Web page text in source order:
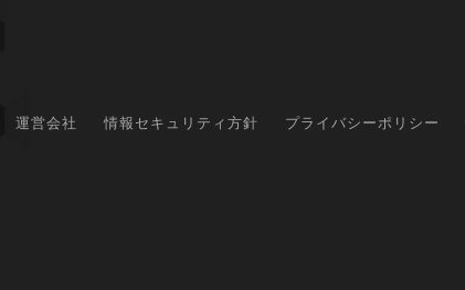
運営会社 情報セキュリティ方針 プライバシーポリシー